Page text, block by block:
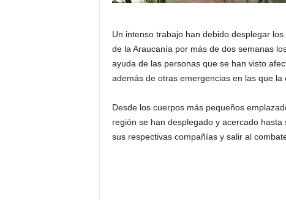
Un intenso trabajo han debido desplegar
de la Araucanía por más de dos semanas
ayuda de las personas que se han visto
además de otras emergencias en las que
Desde los cuerpos más pequeños
región se han desplegado y acercado
sus respectivas compañías y salir al